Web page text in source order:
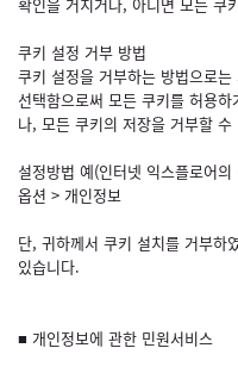
쿠키 설정 거부 방법
쿠키 설정을 거부하는 방법으로
선택함으로써 모든 쿠키를 허용
나, 모든 쿠키의 저장을 거부할 수
설정방법 예(인터넷 익스플로어
옵션 > 개인정보
단, 귀하께서 쿠키 설치를 거부하
있습니다.
■ 개인정보에 관한 민원서비스